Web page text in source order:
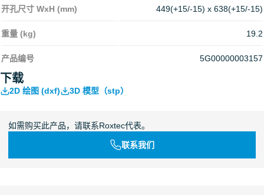
开孔尺寸 WxH (mm) 449(+15/-15) x 638(+15/-15)
重量 (kg) 19.2
产品编号 5G00000003157
下载
2D 绘图 (dxf) 3D 模型（stp）
如需购买此产品，请联系Roxtec代表。
联系我们